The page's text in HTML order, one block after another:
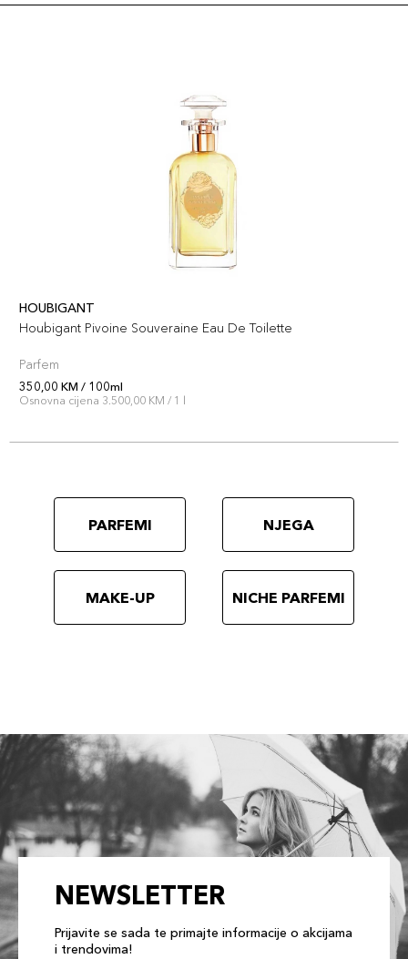
HOUBIGANT
Houbigant Pivoine Souveraine Eau De Toilette
Parfem
350,00 KM / 100ml
Osnovna cijena 3.500,00 KM / 1 l
PARFEMI NJEGA
MAKE-UP NICHE PARFEMI
NEWSLETTER
Prijavite se sada te primajte informacije o akcijama
i trendovima!